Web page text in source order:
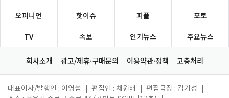
오피니언 핫이슈 피플 포토
TV 속보 인기뉴스 주요뉴스
회사소개 광고/제휴·구매문의 이용약관·정책 고충처리
대표이사/발행인 : 이영섭 편집인 : 채원배 편집국장 : 김기성